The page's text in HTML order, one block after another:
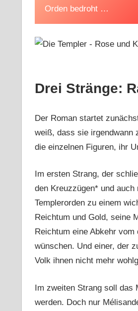
Orden bedroht …
Drei Stränge:
Der Roman startet
weiß, dass sie irgendwann
die einzelnen Figuren, ihr
Im ersten Strang, der
den Kreuzzügen* und
Templerorden zu einem
Reichtum und Gold, seine
Reichtum eine Abkehr
wünschen. Und einer, der
Volk ihnen nicht mehr
Im zweiten Strang soll das
werden. Doch nur